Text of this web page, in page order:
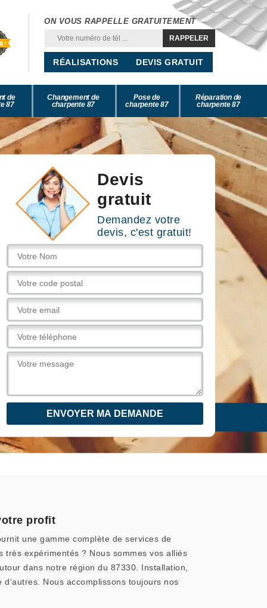
ON VOUS RAPPELLE GRATUITEMENT
RÉALISATIONS DEVIS GRATUIT
de
87
Changement de
charpente 87
Pose de
charpente 87
Réparation de
charpente 87
Devis
gratuit
Demandez votre
devis, c'est gratuit!
profit
une gamme complète de services de
expérimentés ? Nous sommes vos alliés
dans notre région du 87330. Installation,
Nous accomplissons toujours nos